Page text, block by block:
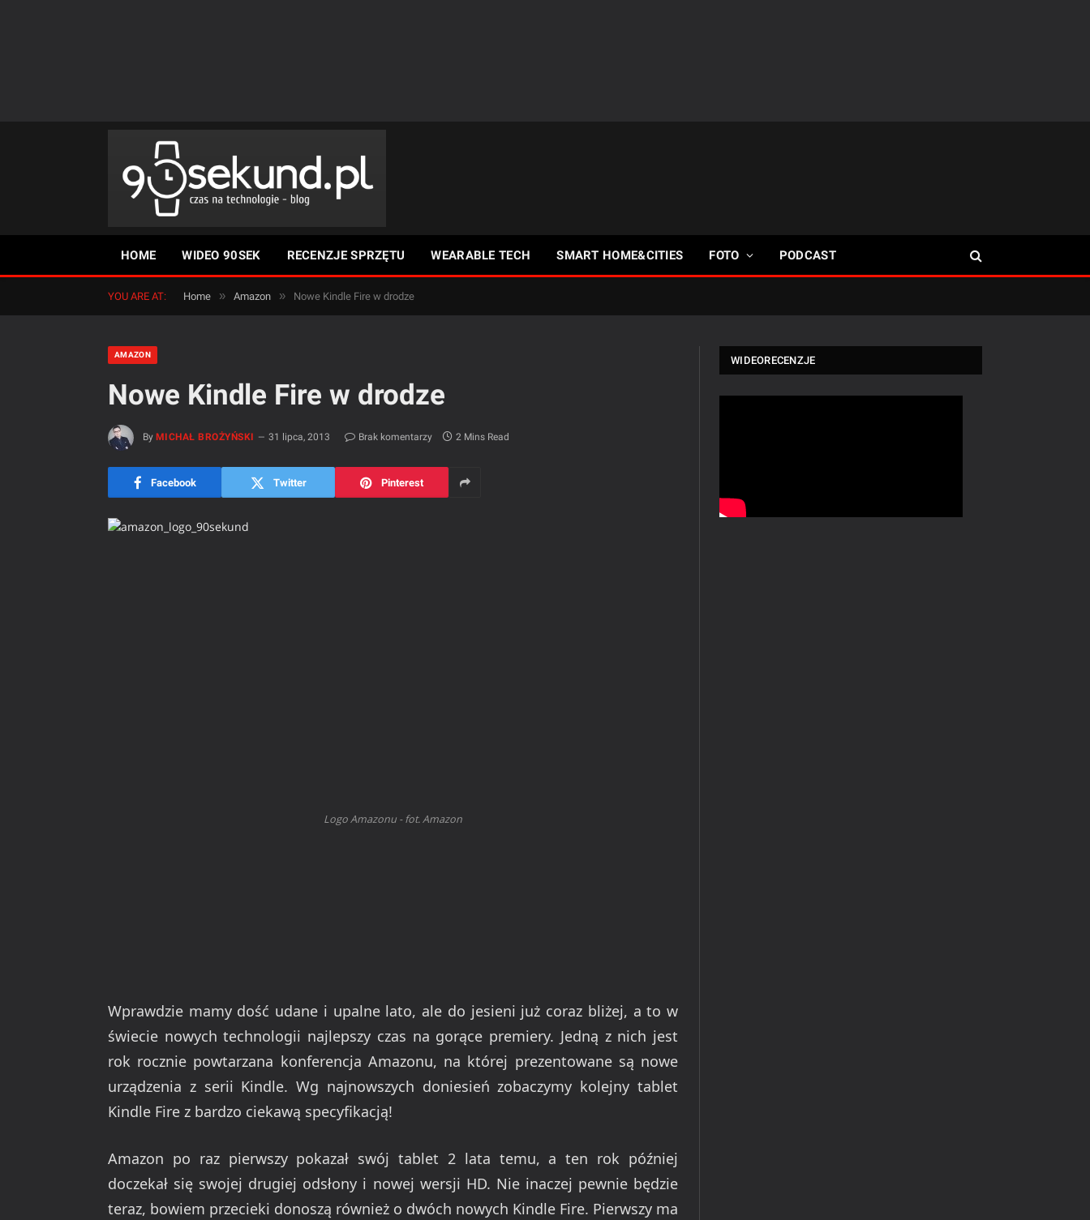
HOME WIDEO 90SEK RECENZJE SPRZĘTU WEARABLE TECH SMART HOME&CITIES FOTO PODCAST
YOU ARE AT: Home » Amazon » Nowe Kindle Fire w drodze
AMAZON
Nowe Kindle Fire w drodze
By MICHAŁ BROŻYŃSKI 31 lipca, 2013 Brak komentarzy 2 Mins Read
Facebook Twitter Pinterest
Logo Amazonu - fot. Amazon
Wprawdzie mamy dość udane i upalne lato, ale do jesieni już coraz bliżej, a to w
świecie nowych technologii najlepszy czas na gorące premiery. Jedną z nich jest
rok rocznie powtarzana konferencja Amazonu, na której prezentowane są nowe
urządzenia z serii Kindle. Wg najnowszych doniesień zobaczymy kolejny tablet
Kindle Fire z bardzo ciekawą specyfikacją!
Amazon po raz pierwszy pokazał swój tablet 2 lata temu, a ten rok później
doczekał się swojej drugiej odsłony i nowej wersji HD. Nie inaczej pewnie będzie
teraz, bowiem przecieki donoszą również o dwóch nowych Kindle Fire. Pierwszy ma
WIDEORECENZJE